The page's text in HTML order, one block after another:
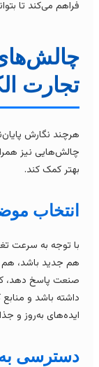
می‌کند تا بتوانند
نگارش پایان‌نامه
نیز همراه است
کمک کند.
موضوع
توجه به سرعت
جدید باشد، هم
پاسخ دهد، کار
باشد و منابع کافی
به‌روز و جذاب
به